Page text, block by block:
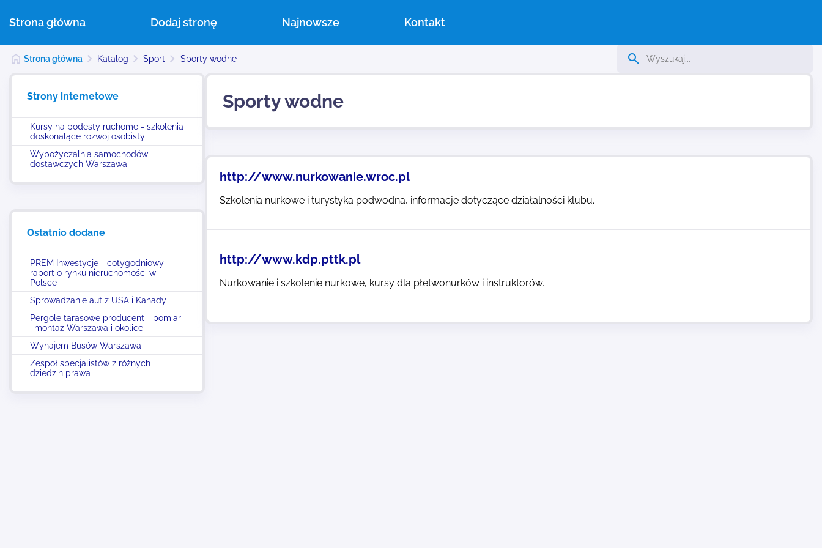
Strona główna Dodaj stronę Najnowsze Kontakt
Strona główna Katalog Sport Sporty wodne
Strony internetowe
Kursy na podesty ruchome - szkolenia
doskonalące rozwój osobisty
Wypożyczalnia samochodów
dostawczych Warszawa
Ostatnio dodane
PREM Inwestycje - cotygodniowy
raport o rynku nieruchomości w
Polsce
Sprowadzanie aut z USA i Kanady
Pergole tarasowe producent - pomiar
i montaż Warszawa i okolice
Wynajem Busów Warszawa
Zespół specjalistów z różnych
dziedzin prawa
Sporty wodne
http://www.nurkowanie.wroc.pl
Szkolenia nurkowe i turystyka podwodna, informacje dotyczące działalności klubu.
http://www.kdp.pttk.pl
Nurkowanie i szkolenie nurkowe, kursy dla płetwonurków i instruktorów.